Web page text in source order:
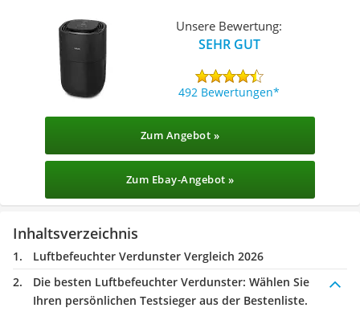
Unsere Bewertung:
SEHR GUT
492 Bewertungen
Zum Angebot »
Zum Ebay-Angebot »
Inhaltsverzeichnis
Luftbefeuchter Verdunster Vergleich 2026
Die besten Luftbefeuchter Verdunster: Wählen Sie
Ihren persönlichen Testsieger aus der Bestenliste.